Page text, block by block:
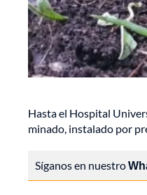
Hasta el Hospital
minado, instalado por
Síganos en nuestro